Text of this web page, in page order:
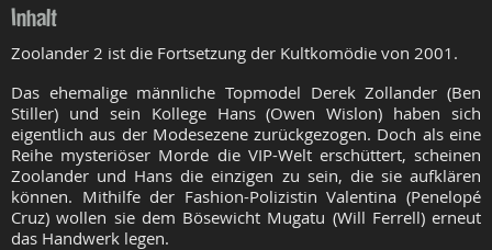
Inhalt
Zoolander 2 ist die Fortsetzung der Kultkomödie von 2001.
Das ehemalige männliche Topmodel Derek Zollander (Ben
Stiller) und sein Kollege Hans (Owen Wislon) haben sich
eigentlich aus der Modesezene zurückgezogen. Doch als eine
Reihe mysteriöser Morde die VIP-Welt erschüttert, scheinen
Zoolander und Hans die einzigen zu sein, die sie aufklären
können. Mithilfe der Fashion-Polizistin Valentina (Penelopé
Cruz) wollen sie dem Bösewicht Mugatu (Will Ferrell) erneut
das Handwerk legen.